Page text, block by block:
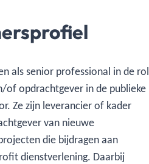
als senior professional in de rol
of opdrachtgever in de publieke
Ze zijn leverancier of kader
van nieuwe
die bijdragen aan
dienstverlening. Daarbij